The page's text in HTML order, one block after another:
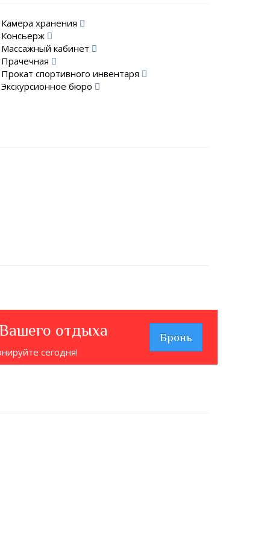
Камера хранения
Консьерж
Массажный кабинет
Прачечная
Прокат спортивного инвентаря
Экскурсионное бюро
отдыха
сегодня!
Бронь